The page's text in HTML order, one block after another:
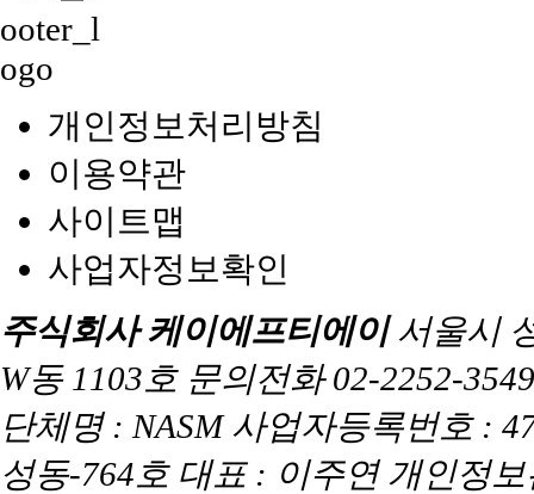
개인정보처리방침
이용약관
사이트맵
사업자정보확인
주식회사 케이에프티에이서울시
W동 1103호 문의전화 02-2252-
단체명 : NASM 사업자등록번호 :
성동-764호 대표 : 이주연 개인정